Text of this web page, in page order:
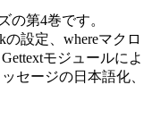
の第4巻です。
の設定、whereマクロ
モジュールによ
セージの日本語化、